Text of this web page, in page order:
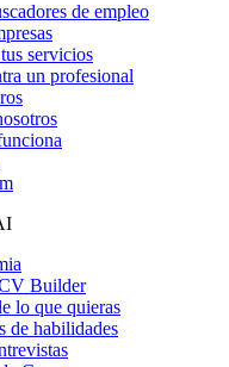
de empleo
servicios
un profesional
Builder
lo que quieras
de habilidades